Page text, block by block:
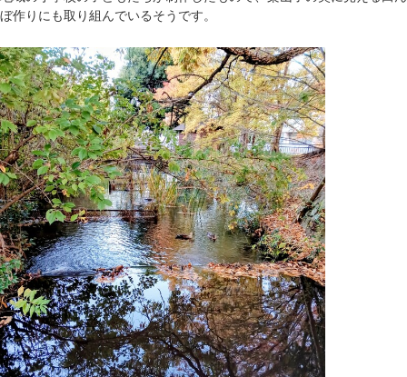
ぼ作りにも取り組んでいるそうです。